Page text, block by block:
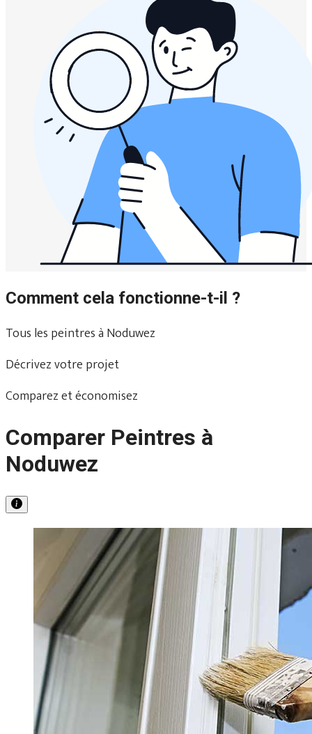
Comment cela fonctionne-t-il ?
Tous les peintres à Noduwez
Décrivez votre projet
Comparez et économisez
Comparer Peintres à
Noduwez